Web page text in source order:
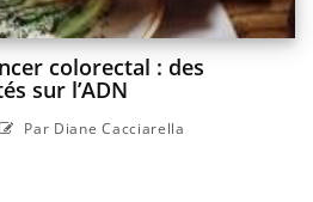
colorectal : des
sur l’ADN
Par Diane Cacciarella